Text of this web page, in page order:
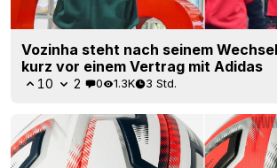
Vozinha steht nach seinem
kurz vor einem Vertrag mit Adidas
10 2 0 1.3K 3 Std.